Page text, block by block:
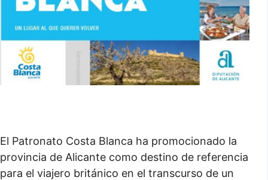
El Patronato Costa Blanca ha promocionado la
provincia de Alicante como destino de referencia
para el viajero británico en el transcurso de un